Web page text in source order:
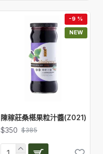
NEW
-9 %
陳稼莊桑椹果粒汁醬(Z021)
$350 $385